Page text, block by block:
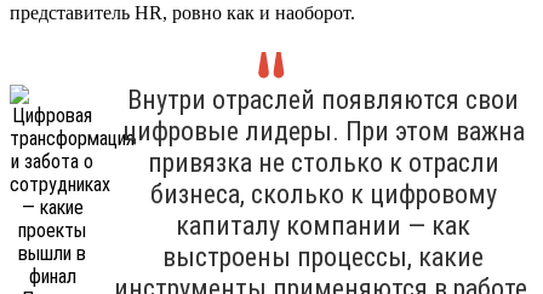
представитель HR, ровно как и наоборот.
Внутри отраслей появляются свои
цифровые лидеры. При этом важна
привязка не столько к отрасли
бизнеса, сколько к цифровому
капиталу компании — как
выстроены процессы, какие